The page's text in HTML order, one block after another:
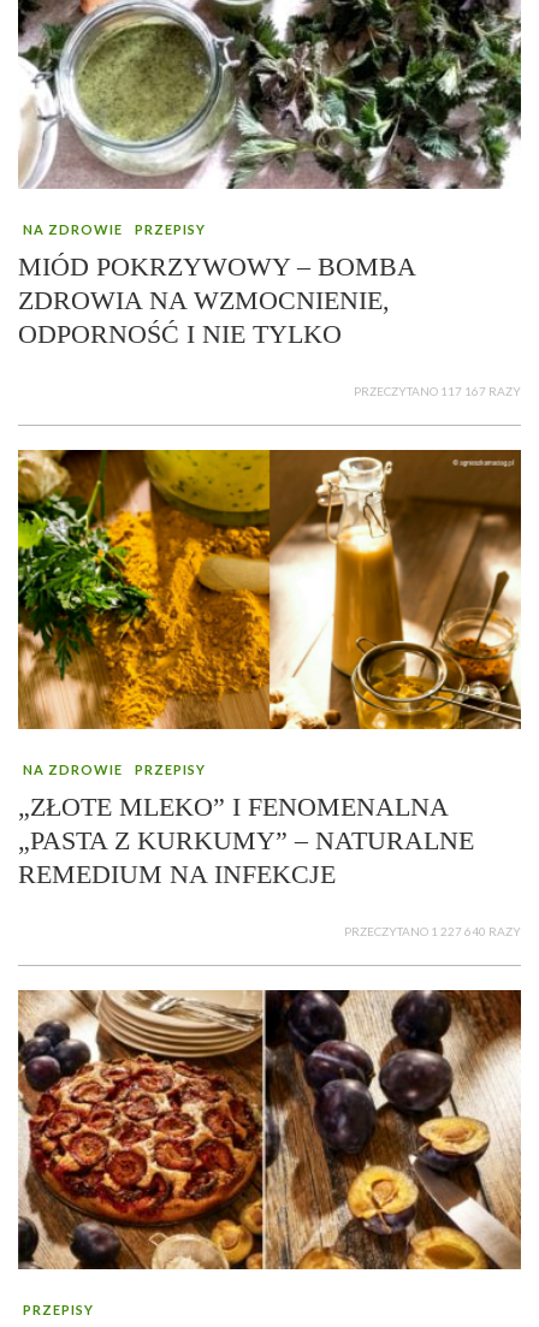
NA ZDROWIE PRZEPISY
MIÓD POKRZYWOWY – BOMBA
ZDROWIA NA WZMOCNIENIE,
ODPORNOŚĆ I NIE TYLKO
PRZECZYTANO 117 167 RAZY
NA ZDROWIE PRZEPISY
„ZŁOTE MLEKO” I FENOMENALNA
„PASTA Z KURKUMY” – NATURALNE
REMEDIUM NA INFEKCJE
PRZECZYTANO 1 227 640 RAZY
PRZEPISY